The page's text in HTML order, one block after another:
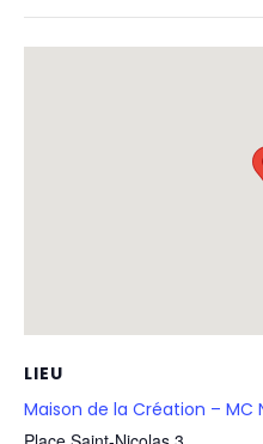
LIEU
Maison de la Création – MC